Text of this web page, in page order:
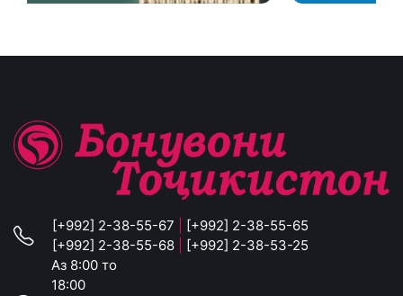
[+992] 2-38-55-67
[+992] 2-38-55-65
[+992] 2-38-55-68
[+992] 2-38-53-25
Аз 8:00 то
18:00